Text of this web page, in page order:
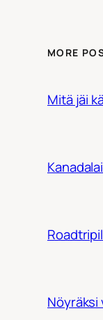
MORE
Mitä jäi
Nöyräksi